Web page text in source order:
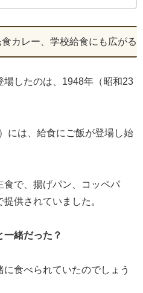
カレー、学校給食にも広がる
したのは、1948年（昭和23
には、給食にご飯が登場し始
食で、揚げパン、コッペパ
供されていました。
一緒だった？
食べられていたのでしょう